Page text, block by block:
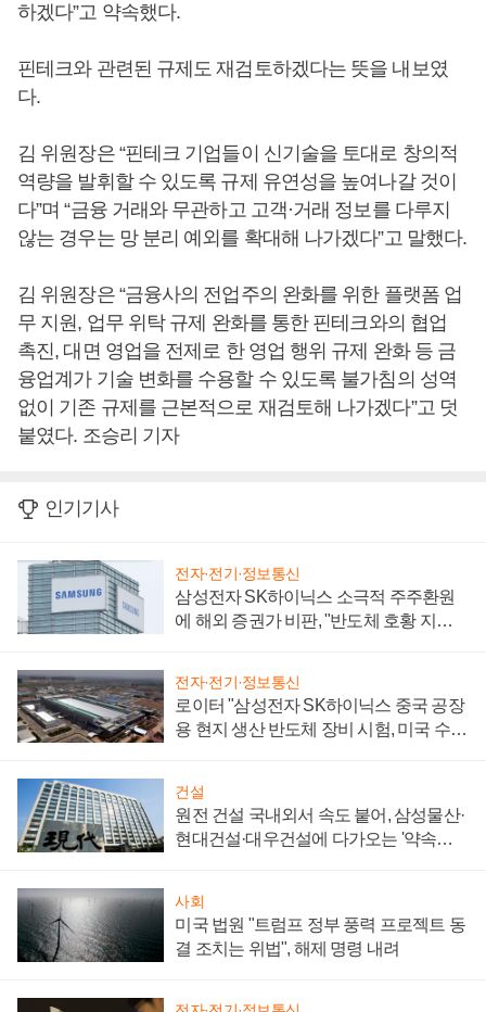
하겠다”고 약속했다.
핀테크와 관련된 규제도 재검토하겠다는 뜻을 내보였
다.
김 위원장은 “핀테크 기업들이 신기술을 토대로 창의적
역량을 발휘할 수 있도록 규제 유연성을 높여나갈 것이
다”며 “금융 거래와 무관하고 고객·거래 정보를 다루지
않는 경우는 망 분리 예외를 확대해 나가겠다”고 말했다.
김 위원장은 “금융사의 전업주의 완화를 위한 플랫폼 업
무 지원, 업무 위탁 규제 완화를 통한 핀테크와의 협업
촉진, 대면 영업을 전제로 한 영업 행위 규제 완화 등 금
융업계가 기술 변화를 수용할 수 있도록 불가침의 성역
없이 기존 규제를 근본적으로 재검토해 나가겠다”고 덧
붙였다. 조승리 기자
인기기사
전자·전기·정보통신
삼성전자 SK하이닉스 소극적 주주환원
에 해외 증권가 비판, "반도체 호황 지속
전자·전기·정보통신
로이터 "삼성전자 SK하이닉스 중국 공장
용 현지 생산 반도체 장비 시험, 미국 수출
건설
원전 건설 국내외서 속도 붙어, 삼성물산·
현대건설·대우건설에 다가오는 '약속의
사회
미국 법원 "트럼프 정부 풍력 프로젝트 동
결 조치는 위법", 해제 명령 내려